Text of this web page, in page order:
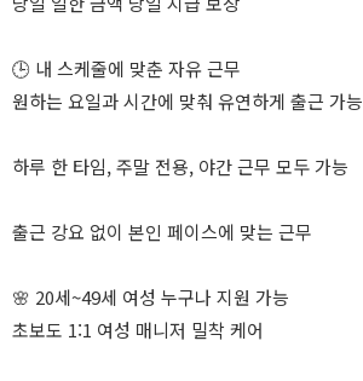
🕒 내 스케줄에 맞춘 자유 근무
원하는 요일과 시간에 맞춰 유연하게 출근 가능
하루 한 타임, 주말 전용, 야간 근무 모두 가능
출근 강요 없이 본인 페이스에 맞는 근무
🌸 20세~49세 여성 누구나 지원 가능
초보도 1:1 여성 매니저 밀착 케어